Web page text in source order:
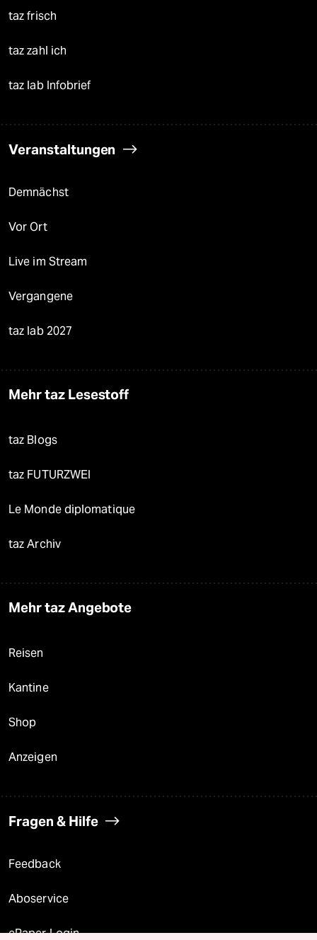
taz frisch
taz zahl ich
taz lab Infobrief
Veranstaltungen
Demnächst
Vor Ort
Live im Stream
Vergangene
taz lab 2027
Mehr taz Lesestoff
taz Blogs
taz FUTURZWEI
Le Monde diplomatique
taz Archiv
Mehr taz Angebote
Reisen
Kantine
Shop
Anzeigen
Fragen & Hilfe
Feedback
Aboservice
ePaper Login